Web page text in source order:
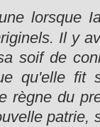
lorsque
Il y
soif de
qu'elle fit
règne du
patrie,